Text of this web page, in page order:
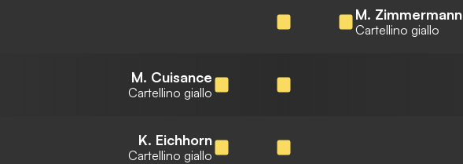
M. Zimmermann
Cartellino giallo
M. Cuisance
Cartellino giallo
K. Eichhorn
Cartellino giallo